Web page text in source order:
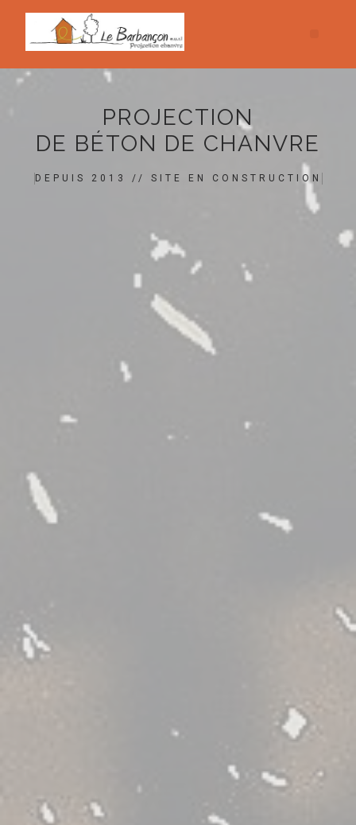
PROJECTION
DE BÉTON DE CHANVRE
DEPUIS 2013 // SITE EN CONSTRUCTION